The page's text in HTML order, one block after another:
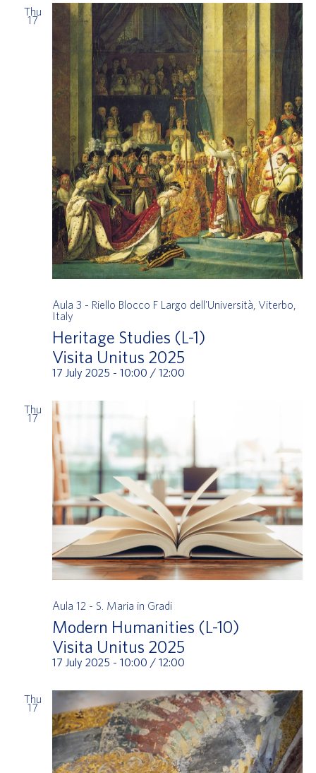
Thu
17
Heritage Studies (L-1)
Visita Unitus 2025
17 July 2025 - 10:00 / 12:00
Aula 3 - Riello Blocco F Largo dell'Università, Viterbo,
Italy
Thu
17
Modern Humanities (L-10)
Visita Unitus 2025
17 July 2025 - 10:00 / 12:00
Aula 12 - S. Maria in Gradi
Thu
17